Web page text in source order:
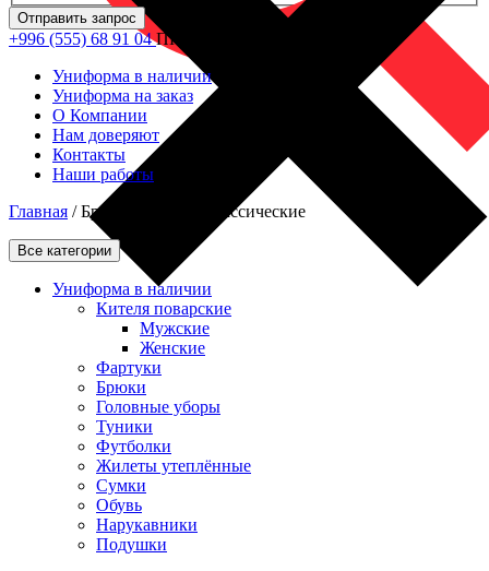
Отправить запрос
+996 (555) 68 91 04ПН - ПТ: 09.00 - 18.00
Униформа в наличии
Униформа на заказ
О Компании
Нам доверяют
Контакты
Наши работы
Главная /Брюки мужские классические
Все категории
Униформа в наличии
Кителя поварские
Мужские
Женские
Фартуки
Брюки
Головные уборы
Туники
Футболки
Жилеты утеплённые
Сумки
Обувь
Нарукавники
Подушки